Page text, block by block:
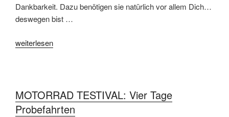
Dankbarkeit. Dazu benötigen sie natürlich vor allem Dich…
deswegen bist …
„Harley-
4
Jahrzehnte“
weiterlesen
MOTORRAD TESTIVAL: Vier Tage
Probefahrten